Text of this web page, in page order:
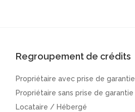
Regroupement de crédits
Propriétaire avec prise de garantie
Propriétaire sans prise de garantie
Locataire / Hébergé